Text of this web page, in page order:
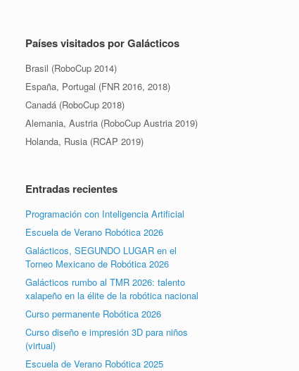
Países visitados por Galácticos
Brasil (RoboCup 2014)
España, Portugal (FNR 2016, 2018)
Canadá (RoboCup 2018)
Alemania, Austria (RoboCup Austria 2019)
Holanda, Rusia (RCAP 2019)
Entradas recientes
Programación con Inteligencia Artificial
Escuela de Verano Robótica 2026
Galácticos, SEGUNDO LUGAR en el
Torneo Mexicano de Robótica 2026
Galácticos rumbo al TMR 2026: talento
xalapeño en la élite de la robótica nacional
Curso permanente Robótica 2026
Curso diseño e impresión 3D para niños
(virtual)
Escuela de Verano Robótica 2025